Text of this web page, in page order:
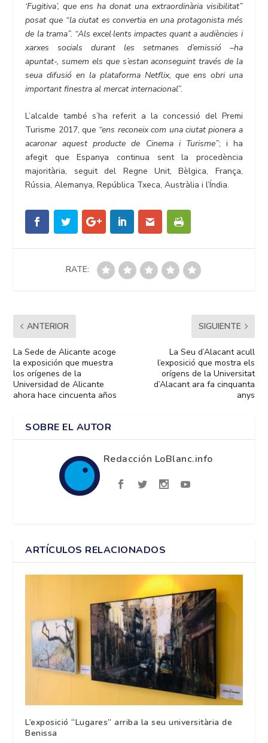
‘Fugitiva’, que ens ha donat una extraordinària visibilitat”
posat que “la ciutat es convertia en una protagonista més
de la trama”. “Als excel·lents impactes quant a audiències i
xarxes socials durant les setmanes d’emissió –ha
apuntat-, sumem els que s’estan aconseguint través de la
seua difusió en la plataforma Netflix, que ens obri una
important finestra al mercat internacional”.
L’alcalde també s’ha referit a la concessió del Premi
Turisme 2017, que “ens reconeix com una ciutat pionera a
acaronar aquest producte de Cinema i Turisme”; i ha
afegit que Espanya continua sent la procedència
majoritària, seguit del Regne Unit, Bèlgica, França,
Rússia, Alemanya, República Txeca, Austràlia i l’Índia.
RATE:
ANTERIOR
La Sede de Alicante acoge
la exposición que muestra
los orígenes de la
Universidad de Alicante
ahora hace cincuenta años
SIGUIENTE
La Seu d’Alacant acull
l’exposició que mostra els
orígens de la Universitat
d’Alacant ara fa cinquanta
anys
SOBRE EL AUTOR
Redacción LoBlanc.info
ARTÍCULOS RELACIONADOS
L’exposició “Lugares” arriba la seu universitària de
Benissa